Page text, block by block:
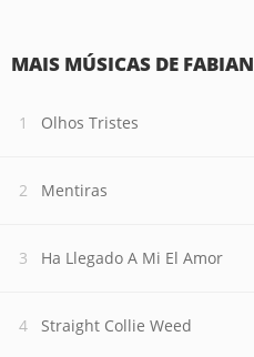
MAIS MÚSICAS DE FABIAN
Olhos Tristes
Mentiras
Ha Llegado A Mi El Amor
Straight Collie Weed